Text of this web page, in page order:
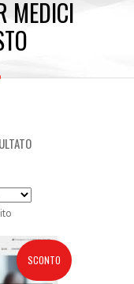
Costo
Anteprima
MEDICI
SCONTO